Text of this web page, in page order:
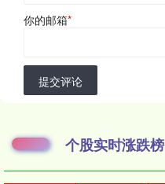
你的邮箱*
提交评论
个股实时涨跌榜